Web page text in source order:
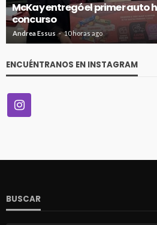
McKay entregó el primer auto
concurso
Andrea Essus 10 horas ago
ENCUÉNTRANOS EN INSTAGRAM
BUSCAR